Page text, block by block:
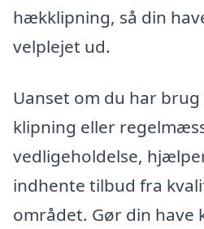
hækklipning, så din
velplejet ud.
Uanset om du har
klipning eller
vedligeholdelse,
indhente tilbud fra
området. Gør din have